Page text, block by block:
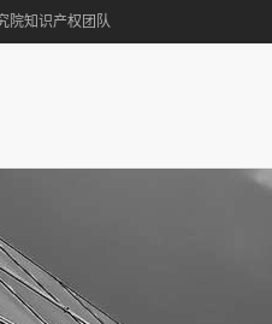
院知识产权团队
版权
检索
无效
许可